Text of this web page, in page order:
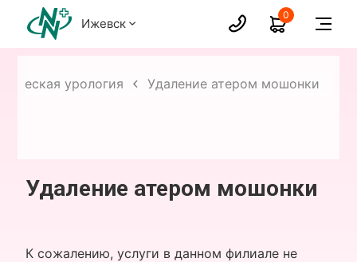
Ижевск
0
урология Удаление атером мошонки
Удаление атером мошонки
К сожалению, услуги в данном филиале не